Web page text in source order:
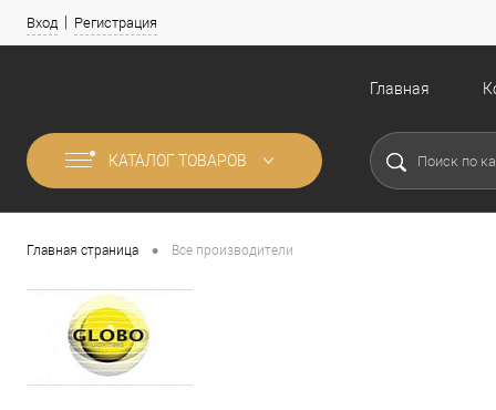
Вход Регистрация
Главная
КАТАЛОГ ТОВАРОВ
Главная страница • Все производители